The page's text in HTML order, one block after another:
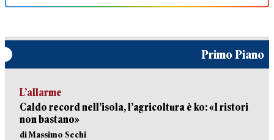
Primo Piano
L’allarme
Caldo record nell’isola, l’agricoltura è ko: «I ristori
non bastano»
di Massimo Sechi